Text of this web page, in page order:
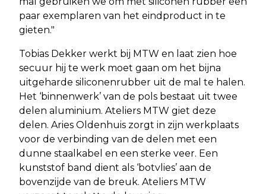
paar exemplaren van het eindproduct in te
gieten."
Tobias Dekker werkt bij MTW en laat zien hoe
secuur hij te werk moet gaan om het bijna
uitgeharde siliconenrubber uit de mal te halen.
Het ‘binnenwerk’ van de pols bestaat uit twee
delen aluminium. Ateliers MTW giet deze
delen. Aries Oldenhuis zorgt in zijn werkplaats
voor de verbinding van de delen met een
dunne staalkabel en een sterke veer. Een
kunststof band dient als ‘botvlies’ aan de
bovenzijde van de breuk. Ateliers MTW